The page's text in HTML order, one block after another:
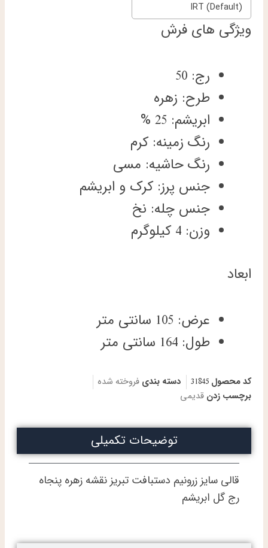
IRT (Default)
ویژگی های فرش
رج: 50
طرح: زهره
ابریشم: 25 %
رنگ زمینه: کرم
رنگ حاشیه: مسی
جنس پرز: کرک و ابریشم
جنس چله: نخ
وزن: 4 کیلوگرم
ابعاد
عرض: 105 سانتی متر
طول: 164 سانتی متر
کد محصول 31845 دسته بندی فروخته شده
برچسب زدن قدیمی
توضیحات تکمیلی
قالی سایز زرونیم دستبافت تبریز نقشه زهره پنجاه
رج گل ابریشم